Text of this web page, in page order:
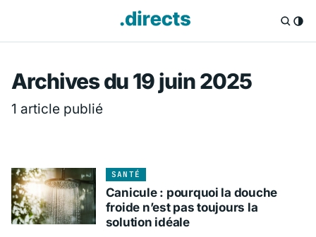
Directs.fr —
Archives du 19 juin 2025
1 article publié
SANTÉ
Canicule : pourquoi la douche
froide n’est pas toujours la
solution idéale